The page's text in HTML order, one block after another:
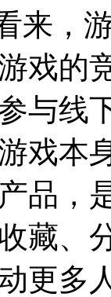
来，
戏的
与线
戏本
品，
藏、
更多